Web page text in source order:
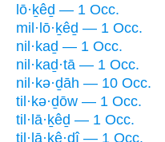
lō·ḵêḏ — 1 Occ.
mil·lō·ḵêḏ — 1 Occ.
nil·kaḏ — 1 Occ.
nil·kaḏ·tā — 1 Occ.
nil·kə·ḏāh — 10 Occ.
til·kə·ḏōw — 1 Occ.
til·lā·ḵêḏ — 1 Occ.
til·lā·ḵê·ḏî — 1 Occ.